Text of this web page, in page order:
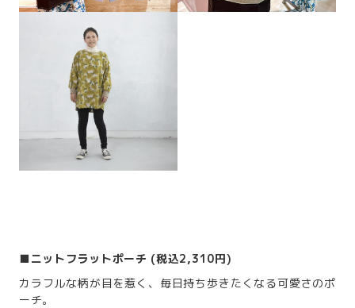
■ニットフラットポーチ (税込2,310円)
カラフルな柄が目を惹く、毎日持ち歩きたくなる可愛さのポ
ーチ。